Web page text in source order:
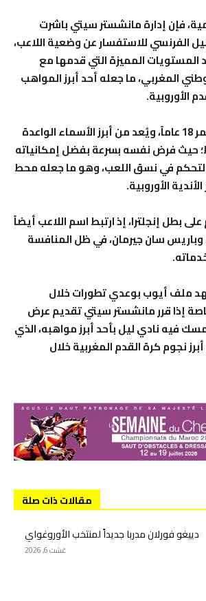
فإن إدارة مانشستر سيتي باشرت
الفرنسي للاستفسار عن وضعية اللاعب،
المستويات المميزة التي قدمها مع
المغربي، ما جعله أحد أبرز المواهب
الأوروبية.
يبلغ بوعدي من العمر 18 عاماً، ويُعد من أبرز الأسماء الواعدة
حيث فرض نفسه بسرعة بفضل إمكانياته
التحكم في نسق اللعب، وهو ما جعله محط
الأوروبية.
بطل إنجلترا، إذ ارتبط اسم اللاعب أيضاً
سان جيرمان، في ظل المنافسة
ملف أيوب بوعدي تطورات خلال
إذا قرر مانشستر سيتي تقديم عرض
فيه نادي ليل بأحد أبرز مواهبه، الذي
نجوم كرة القدم المغربية خلال
مقالات ذات صلة
دييغو فورلان مدربا جديداً لمنتخب الأوروغواي
غشت 6, 2026